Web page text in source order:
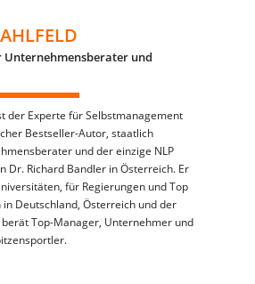
und
der Experte für Selbstmanagement
Bestseller-Autor, staatlich
und der einzige NLP
Dr. Richard Bandler in Österreich. Er
für Regierungen und Top
Deutschland, Österreich und der
Top-Manager, Unternehmer und